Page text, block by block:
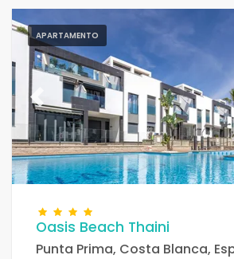
Aire acondicionado
Vistas al mar (11)
Mascotas admitidas
Jacuzzi (2)
Piscina privada (0)
Piscina climatizada (1)
Sauna (0)
Condiciones
APARTAMENTO
Previous
Oasis Beach Thaini
Punta Prima, Costa Blanca,